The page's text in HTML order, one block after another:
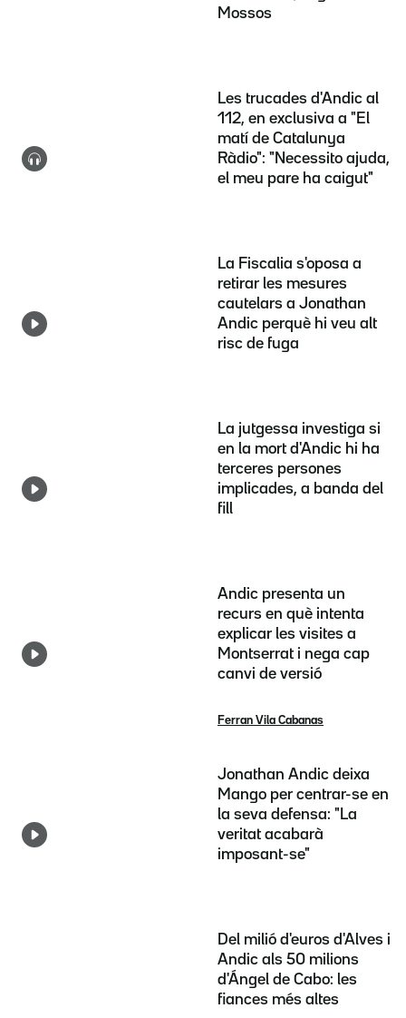
Mossos
Les trucades d'Andic al
112, en exclusiva a "El
matí de Catalunya
Ràdio": "Necessito ajuda,
el meu pare ha caigut"
La Fiscalia s'oposa a
retirar les mesures
cautelars a Jonathan
Andic perquè hi veu alt
risc de fuga
La jutgessa investiga si
en la mort d'Andic hi ha
terceres persones
implicades, a banda del
fill
Andic presenta un
recurs en què intenta
explicar les visites a
Montserrat i nega cap
canvi de versió
Ferran Vila Cabanas
Jonathan Andic deixa
Mango per centrar-se en
la seva defensa: "La
veritat acabarà
imposant-se"
Del milió d'euros d'Alves i
Andic als 50 milions
d'Ángel de Cabo: les
fiances més altes